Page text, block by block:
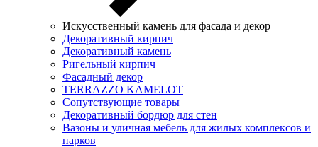
Искусственный камень для фасада и декор
Декоративный кирпич
Декоративный камень
Ригельный кирпич
Фасадный декор
TERRAZZO KAMELOT
Сопутствующие товары
Декоративный бордюр для стен
Вазоны и уличная мебель для жилых комплексов и
парков